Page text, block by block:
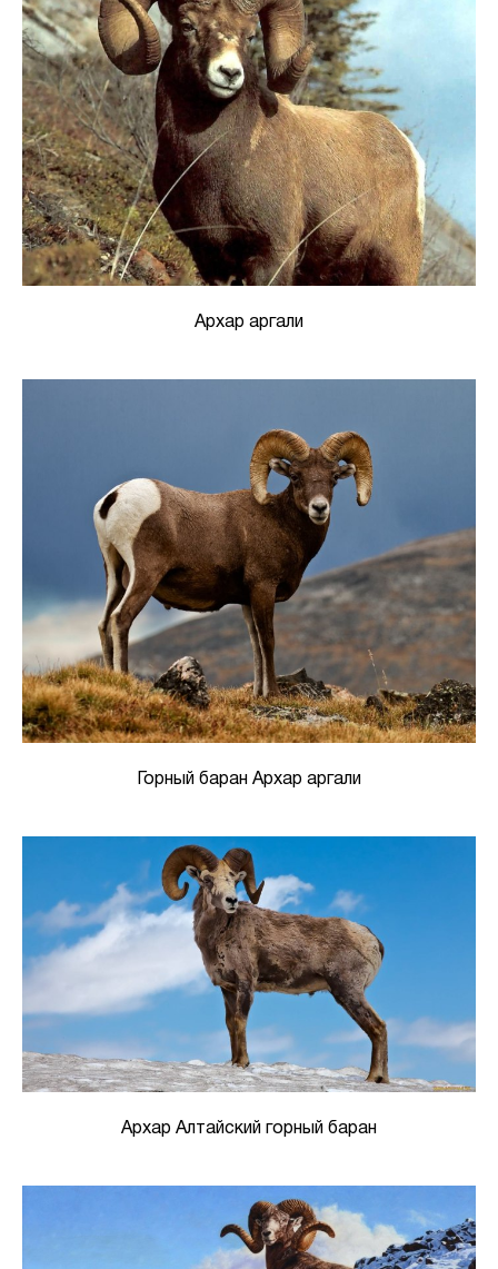
Архар аргали
Горный баран Архар аргали
Архар Алтайский горный баран